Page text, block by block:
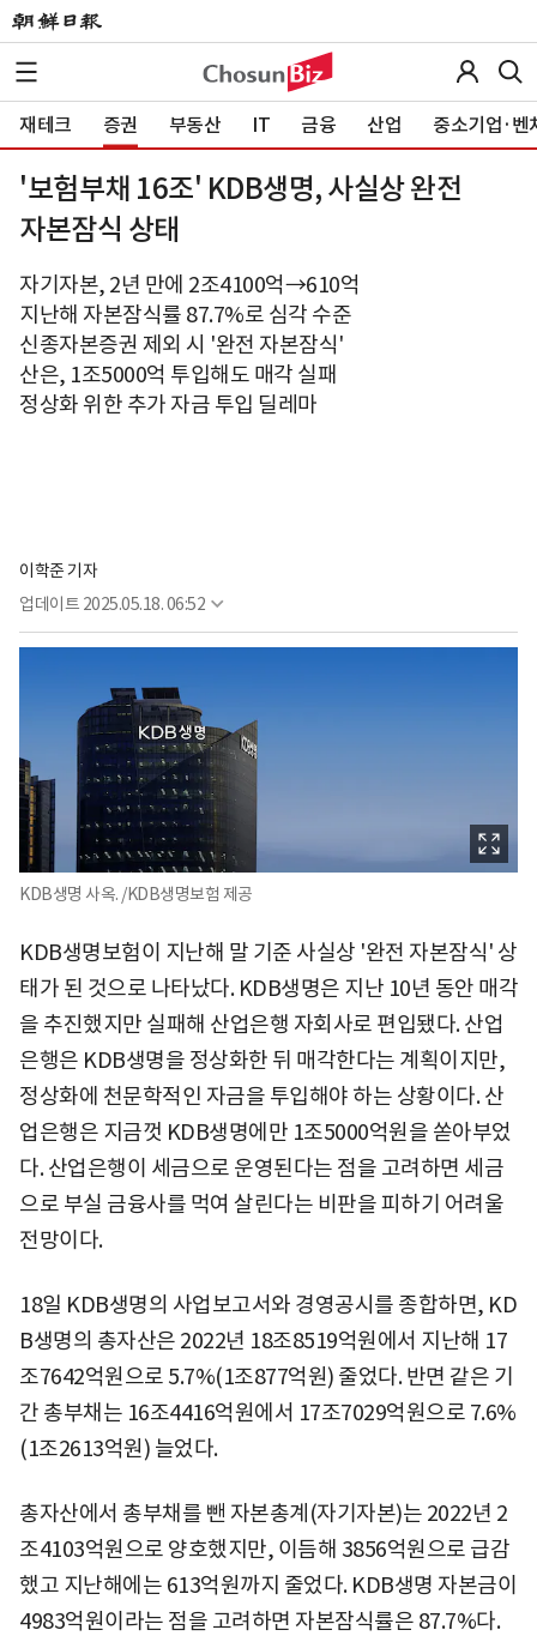
재테크 증권 부동산 IT 금융 산업 중소기업·벤
'보험부채 16조' KDB생명, 사실상 완전
자본잠식 상태
자기자본, 2년 만에 2조4100억→610억
지난해 자본잠식률 87.7%로 심각 수준
신종자본증권 제외 시 '완전 자본잠식'
산은, 1조5000억 투입해도 매각 실패
정상화 위한 추가 자금 투입 딜레마
이학준 기자
업데이트 2025.05.18. 06:52
KDB생명 사옥. /KDB생명보험 제공
KDB생명보험이 지난해 말 기준 사실상 '완전 자본잠식' 상
태가 된 것으로 나타났다. KDB생명은 지난 10년 동안 매각
을 추진했지만 실패해 산업은행 자회사로 편입됐다. 산업
은행은 KDB생명을 정상화한 뒤 매각한다는 계획이지만,
정상화에 천문학적인 자금을 투입해야 하는 상황이다. 산
업은행은 지금껏 KDB생명에만 1조5000억원을 쏟아부었
다. 산업은행이 세금으로 운영된다는 점을 고려하면 세금
으로 부실 금융사를 먹여 살린다는 비판을 피하기 어려울
전망이다.
18일 KDB생명의 사업보고서와 경영공시를 종합하면, KD
B생명의 총자산은 2022년 18조8519억원에서 지난해 17
조7642억원으로 5.7%(1조877억원) 줄었다. 반면 같은 기
간 총부채는 16조4416억원에서 17조7029억원으로 7.6%
(1조2613억원) 늘었다.
총자산에서 총부채를 뺀 자본총계(자기자본)는 2022년 2
조4103억원으로 양호했지만, 이듬해 3856억원으로 급감
했고 지난해에는 613억원까지 줄었다. KDB생명 자본금이
4983억원이라는 점을 고려하면 자본잠식률은 87.7%다.